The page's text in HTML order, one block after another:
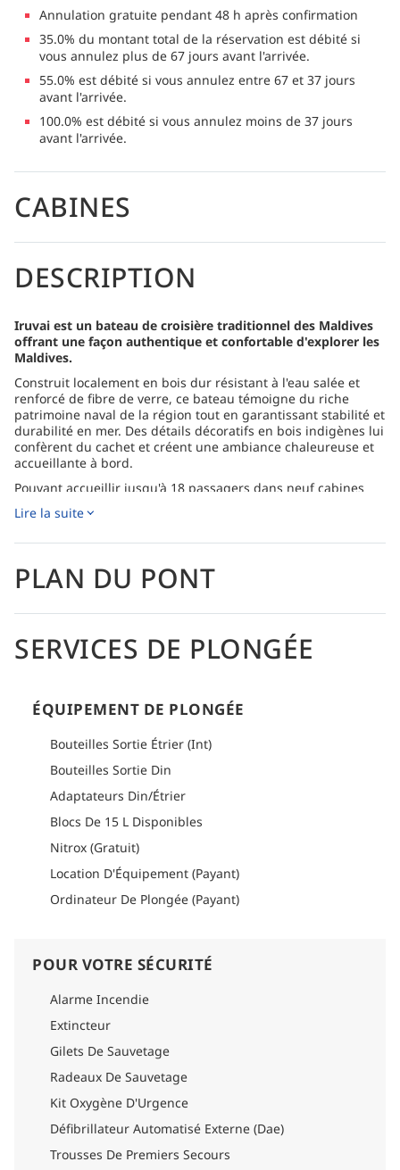
Annulation gratuite pendant 48 h après confirmation
35.0% du montant total de la réservation est débité si
vous annulez plus de 67 jours avant l'arrivée.
55.0% est débité si vous annulez entre 67 et 37 jours
avant l'arrivée.
100.0% est débité si vous annulez moins de 37 jours
avant l'arrivée.
CABINES
DESCRIPTION
Iruvai est un bateau de croisière traditionnel des Maldives
offrant une façon authentique et confortable d'explorer les
Maldives.
Construit localement en bois dur résistant à l'eau salée et
renforcé de fibre de verre, ce bateau témoigne du riche
patrimoine naval de la région tout en garantissant stabilité et
durabilité en mer. Des détails décoratifs en bois indigènes lui
confèrent du cachet et créent une ambiance chaleureuse et
accueillante à bord.
Pouvant accueillir jusqu'à 18 passagers dans neuf cabines
pour offrir confort et fonctionnalité tout au long de la
constitue le cœur du navire, un lieu de rencontre convivial où
les passagers peuvent se retrouver, dîner et profiter du
son équipage expérimenté, l'Iruvai offre une expérience de
croisière-plongée équilibrée, permettant aux passagers de
Maldives.
Veuillez consulter la section logistique de chaque itinéraire
pour obtenir des informations détaillées sur la manière de s'y
Lire la suite
PLAN DU PONT
SERVICES DE PLONGÉE
ÉQUIPEMENT DE PLONGÉE
Bouteilles Sortie Étrier (Int)
Bouteilles Sortie Din
Adaptateurs Din/Étrier
Blocs De 15 L Disponibles
Nitrox (Gratuit)
Location D'Équipement (Payant)
Ordinateur De Plongée (Payant)
POUR VOTRE SÉCURITÉ
Alarme Incendie
Extincteur
Gilets De Sauvetage
Radeaux De Sauvetage
Kit Oxygène D'Urgence
Défibrillateur Automatisé Externe (Dae)
Trousses De Premiers Secours